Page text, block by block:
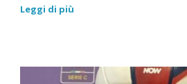
Leggi di più